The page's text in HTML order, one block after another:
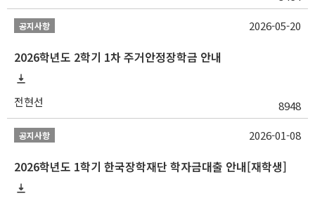
공지사항
2026학년도 2학기 1차 주거안정장학금 안내
전현선 8948
2026-05-20
공지사항
2026학년도 1학기 한국장학재단 학자금대출 안내[재학생]
2026-01-08